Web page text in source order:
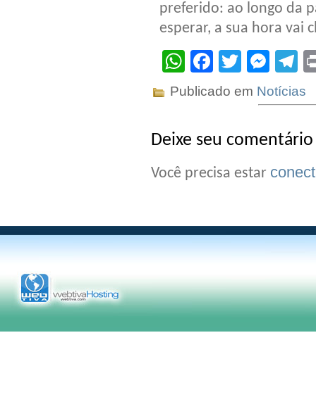
preferido: ao longo da
esperar, a sua hora vai
WhatsApp
Facebook
Twitter
Publicado em Notícias
Deixe seu comentário
Você precisa estar